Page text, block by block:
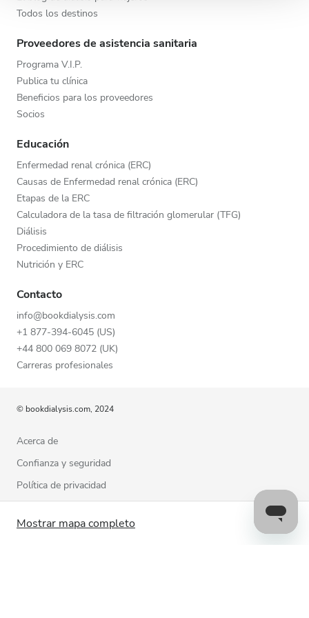
partir del uso que haya hecho de sus servicios.
Mostrar mapa completo
Todos los destinos
Proveedores de asistencia sanitaria
Programa V.I.P.
Publica tu clínica
Beneficios para los proveedores
Socios
Educación
Enfermedad renal crónica (ERC)
Causas de Enfermedad renal crónica (ERC)
Etapas de la ERC
Calculadora de la tasa de filtración glomerular (TFG)
Diálisis
Procedimiento de diálisis
Nutrición y ERC
Contacto
info@bookdialysis.com
+1 877-394-6045 (US)
+44 800 069 8072 (UK)
Carreras profesionales
© bookdialysis.com, 2024
Acerca de
Confianza y seguridad
Política de privacidad
Política de cookies